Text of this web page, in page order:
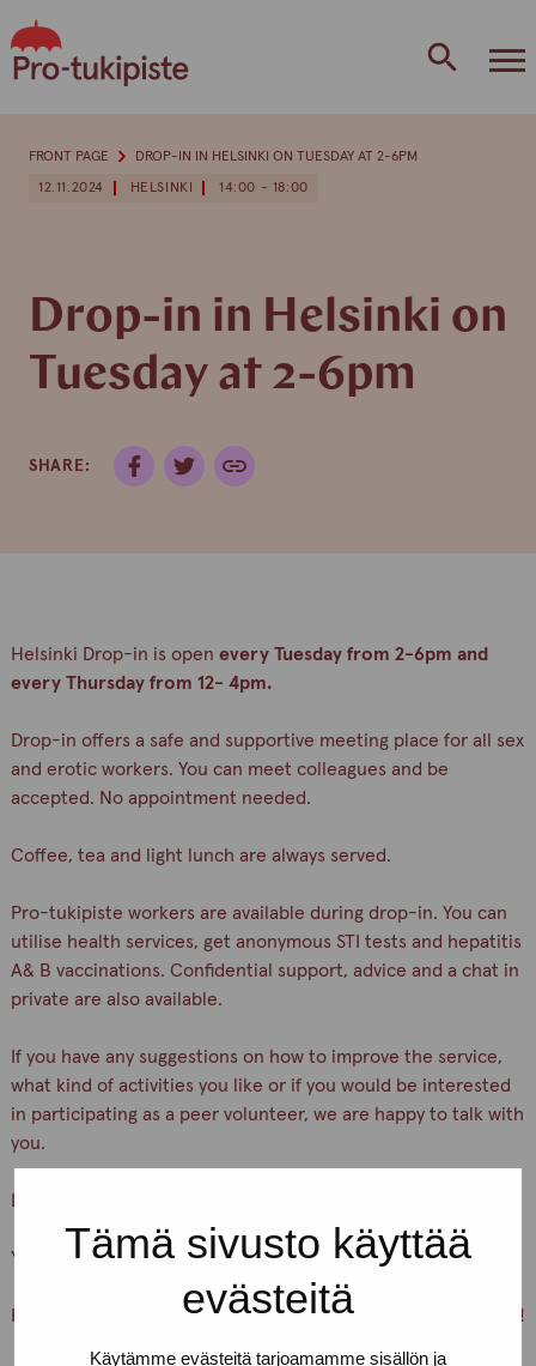
Tämä sivusto käyttää
evästeitä
Käytämme evästeitä tarjoamamme sisällön ja
to
content
12.11.2024 HELSINKI 14:00 - 18:00
Drop-in in Helsinki on
Tuesday at 2-6pm
SHARE:
FRONT PAGE DROP-IN IN HELSINKI ON TUESDAY AT 2-6PM
Helsinki Drop-in is open every Tuesday from 2-6pm and
every Thursday from 12- 4pm.
Drop-in offers a safe and supportive meeting place for all sex
and erotic workers. You can meet colleagues and be
accepted. No appointment needed.
Coffee, tea and light lunch are always served.
Pro-tukipiste workers are available during drop-in. You can
utilise health services, get anonymous STI tests and hepatitis
A& B vaccinations. Confidential support, advice and a chat in
private are also available.
If you have any suggestions on how to improve the service,
what kind of activities you like or if you would be interested
in participating as a peer volunteer, we are happy to talk with
you.
You are warmly welcome, Pro-tukipiste staff
PS. You can also just pick up condoms and lubricants for free!